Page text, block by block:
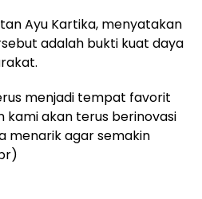
Ayu Kartika, menyatakan
adalah bukti kuat daya
menjadi tempat favorit
kami akan terus berinovasi
menarik agar semakin